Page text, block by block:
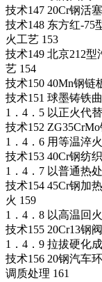
技术147 20Cr钢活
技术148 东方红-75
火工艺 153
技术149 北京212
艺 154
技术150 40Mn钢链
技术151 球墨铸铁
1．4．5 以正火代
技术152
1．4．6 用等温淬
技术153 40Cr钢纺
1．4．7 以普通热
技术154 45Cr钢加
火 159
1．4．8 以高温回
技术155 20Cr13钢
1．4．9 拉拔硬化
技术156 20钢汽车
调质处理 161